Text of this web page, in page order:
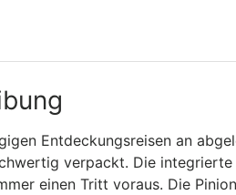
Entdeckungsreisen an
verpackt. Die
einen Tritt voraus. Die